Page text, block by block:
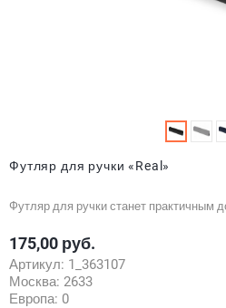
Футляр для ручки «Real»
Футляр для ручки станет практичным
Цена
175,00 руб.
Артикул: 1_363107
Москва: 2633
Европа: 0